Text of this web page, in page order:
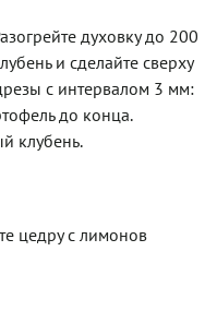
духовку до 200
и сделайте сверху
с интервалом 3 мм:
до конца.
клубень.
цедру с лимонов